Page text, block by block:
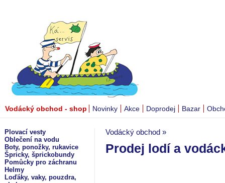
Vodácký obchod - shop Novinky Akce Doprodej Bazar
Plovací vesty
Oblečení na vodu
Boty, ponožky, rukavice
Špricky, šprickobundy
Pomůcky pro záchranu
Helmy
Loďáky, vaky, pouzdra,
Vodácký obchod »
Prodej lodí a